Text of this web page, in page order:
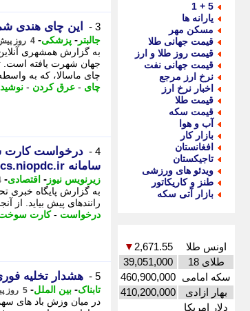
5 + 1
یارانه ها
مسکن مهر
قیمت جهانی طلا
قیمت روز طلا و ارز
قیمت جهانی نفت
نرخ ارز مرجع
اخبار نرخ ارز
قیمت طلا
قیمت سکه
آب و هوا
بازار کار
افغانستان
تاجیکستان
ویدئو های ورزشی
طنز و کاریکاتور
بازار آتی سکه
اونس طلا 2,671.55
▼
طلای 18
39,051,000
سکه امامی 460,900,000
بهار ازادی
410,200,000
دلار امریکا
3 - این چای هندی
جالبتر - پزشکی- 4 روز پیش - سه شنبه 13 مرداد 1405، 01:17
به گزارش همشهری
جهان شهرت یافته است.
چای ماسالا، که به
چای - عرق کردن -
4 -
درخواست کارت
سامانه fcs.niopdc.ir + مدارک و زمان صدور
زیرنویس نیوز - اقتصادی- 4 روز
به گزارش پایگاه خبری
رانندهای پیش بیاید.
درخواست -کارت
5 - هشدار تخلیه
تابناک- بین الملل- 5 روز پیش - دوشنبه 12 مرداد 1405، 12:35